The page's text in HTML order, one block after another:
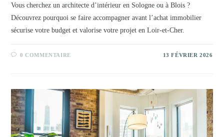
Vous cherchez un architecte d’intérieur en Sologne ou à Blois ?
Découvrez pourquoi se faire accompagner avant l’achat immobilier
sécurise votre budget et valorise votre projet en Loir-et-Cher.
0 COMMENTAIRE 13 FÉVRIER 2026